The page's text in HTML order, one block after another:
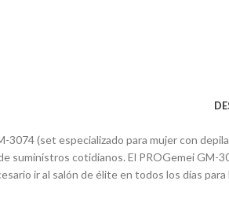
3074 (set especializado para mujer con
suministros cotidianos. El PROGemei GM-
ir al salón de élite en todos los días para